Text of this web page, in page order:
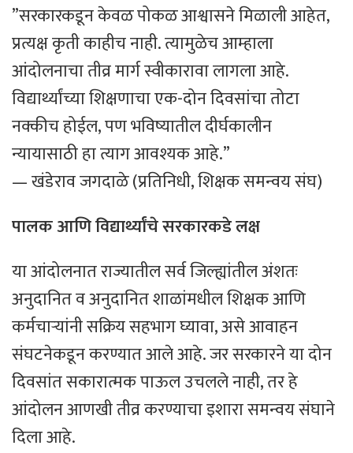
​”सरकारकडून केवळ पोकळ आश्वासने मिळाली आहेत,
प्रत्यक्ष कृती काहीच नाही. त्यामुळेच आम्हाला
आंदोलनाचा तीव्र मार्ग स्वीकारावा लागला आहे.
विद्यार्थ्यांच्या शिक्षणाचा एक-दोन दिवसांचा तोटा
नक्कीच होईल, पण भविष्यातील दीर्घकालीन
न्यायासाठी हा त्याग आवश्यक आहे.”
— खंडेराव जगदाळे (प्रतिनिधी, शिक्षक समन्वय संघ)
पालक आणि विद्यार्थ्यांचे सरकारकडे लक्ष
​या आंदोलनात राज्यातील सर्व जिल्ह्यांतील अंशतः
अनुदानित व अनुदानित शाळांमधील शिक्षक आणि
कर्मचाऱ्यांनी सक्रिय सहभाग घ्यावा, असे आवाहन
संघटनेकडून करण्यात आले आहे. जर सरकारने या दोन
दिवसांत सकारात्मक पाऊल उचलले नाही, तर हे
आंदोलन आणखी तीव्र करण्याचा इशारा समन्वय संघाने
दिला आहे.